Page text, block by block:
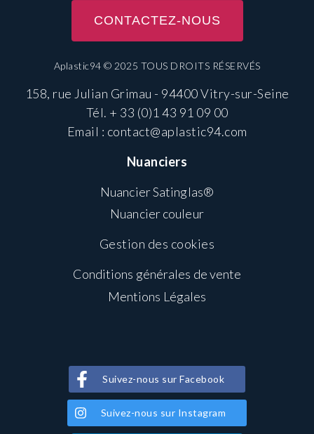
CONTACTEZ-NOUS
Aplastic94 © 2025 TOUS DROITS RÉSERVÉS
158, rue Julian Grimau - 94400 Vitry-sur-Seine
Tél. + 33 (0)1 43 91 09 00
Email : contact@aplastic94.com
Nuanciers
Nuancier Satinglas®
Nuancier couleur
Gestion des cookies
Conditions générales de vente
Mentions Légales
Suivez-nous sur Facebook
Suivez-nous sur Instagram